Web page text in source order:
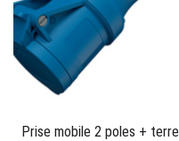
Prise mobile 2 poles + terre